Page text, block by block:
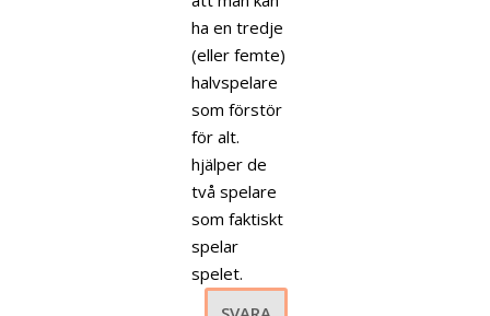
ha en tredje
(eller femte)
halvspelare
som förstör
för alt.
hjälper de
två spelare
som faktiskt
spelar
spelet.